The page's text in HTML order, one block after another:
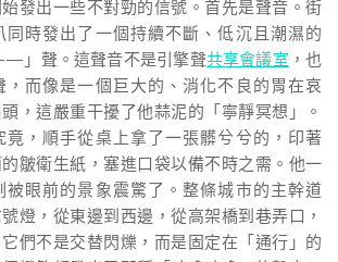
發出一些不對勁的信號。首先是聲音。街
同時發出了一個持續不斷、低沉且潮濕的
」聲。這聲音不是引擎聲共享會議室 ，也
，而像是一個巨大的、消化不良的胃在哀
，這嚴重干擾了他蒜泥的「寧靜冥想」。
竟，順手從桌上拿了一張髒兮兮的，印著
的皺衛生紙，塞進口袋以備不時之需。他一
被眼前的景象震驚了。整條城市的主幹道
燈，從東邊到西邊，從高架橋到巷弄口，
們不是交替閃爍，而是固定在「通行」的